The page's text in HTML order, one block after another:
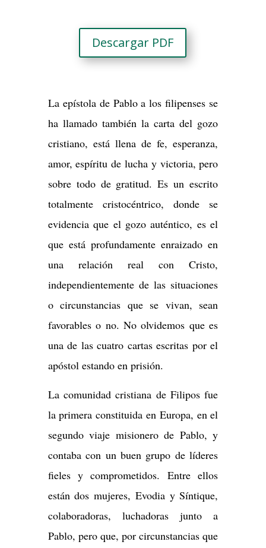
Descargar PDF
La epístola de Pablo a los filipenses se
ha llamado también la carta del gozo
cristiano, está llena de fe, esperanza,
amor, espíritu de lucha y victoria, pero
sobre todo de gratitud. Es un escrito
totalmente cristocéntrico, donde se
evidencia que el gozo auténtico, es el
que está profundamente enraizado en
una relación real con Cristo,
independientemente de las situaciones
o circunstancias que se vivan, sean
favorables o no. No olvidemos que es
una de las cuatro cartas escritas por el
apóstol estando en prisión.
La comunidad cristiana de Filipos fue
la primera constituida en Europa, en el
segundo viaje misionero de Pablo, y
contaba con un buen grupo de líderes
fieles y comprometidos. Entre ellos
están dos mujeres, Evodia y Síntique,
colaboradoras, luchadoras junto a
Pablo, pero que, por circunstancias que